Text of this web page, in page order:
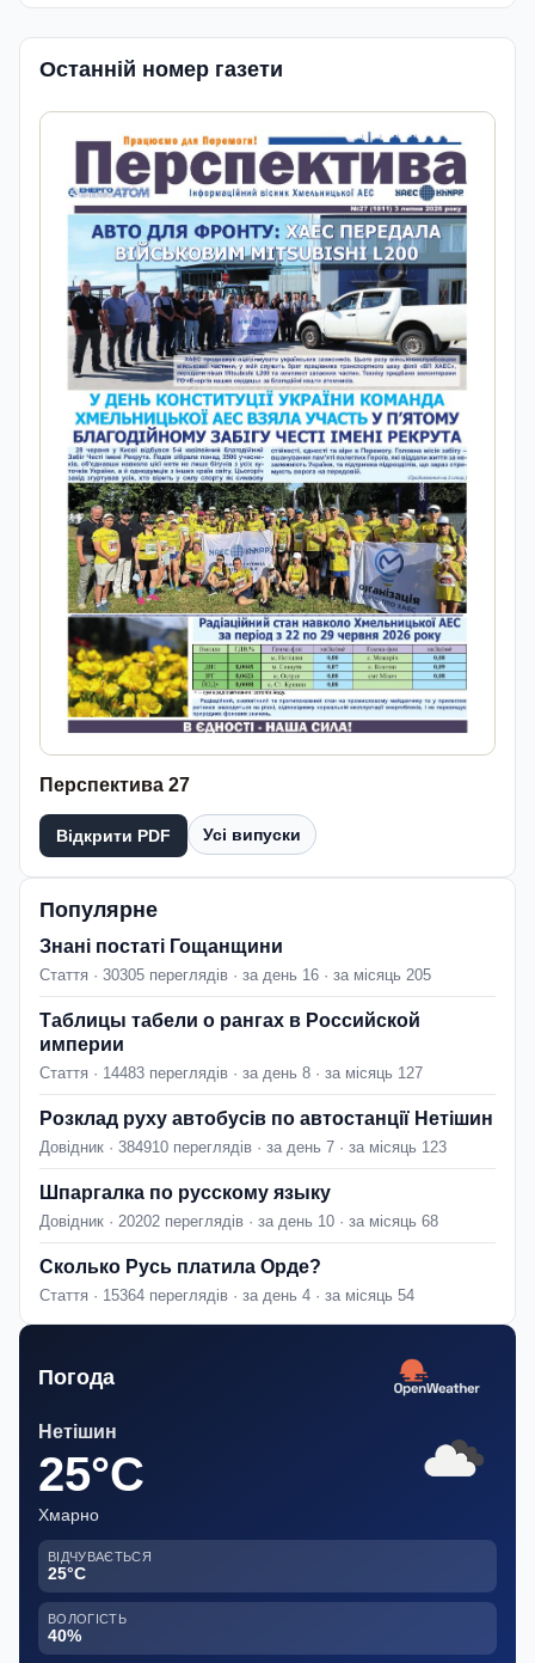
Останній номер газети
Перспектива 27
Відкрити PDF Усі випуски
Популярне
Знані постаті Гощанщини
Стаття · 30305 переглядів · за день 16 · за місяць 205
Таблицы табели о рангах в Российской
империи
Стаття · 14483 переглядів · за день 8 · за місяць 127
Розклад руху автобусів по автостанції Нетішин
Довідник · 384910 переглядів · за день 7 · за місяць 123
Шпаргалка по русскому языку
Довідник · 20202 переглядів · за день 10 · за місяць 68
Сколько Русь платила Орде?
Стаття · 15364 переглядів · за день 4 · за місяць 54
Погода
Нетішин
25°C
Хмарно
ВІДЧУВАЄТЬСЯ
25°C
ВОЛОГІСТЬ
40%